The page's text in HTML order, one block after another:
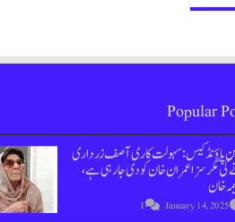
Popular
پاؤنڈ کیس : سہولت کاری آصف زرداری
مگر سزا عمران خان کو دی جارہی ہے،
خان
January 14, 2025
1